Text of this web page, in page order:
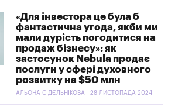
«Для інвестора це була б
фантастична угода, якби ми
мали дурість погодитися на
продаж бізнесу»: як
застосунок Nebula продає
послуги у сфері духовного
розвитку на $50 млн
АЛЬОНА СІДЄЛЬНІКОВА - 28 ЛИСТОПАДА 2024